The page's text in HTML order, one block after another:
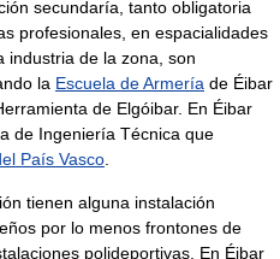
secundaría, tanto obligatoria
profesionales, en espacialidades
industria de la zona, son
la Escuela de Armería de Éibar
de Elgóibar. En Éibar
de Ingeniería Técnica que
País Vasco.
tienen alguna instalación
por lo menos frontones de
polideportivas. En Éibar